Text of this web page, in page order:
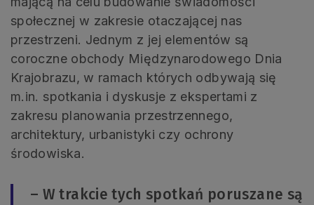
społecznej w zakresie otaczającej nas
przestrzeni. Jednym z jej elementów są
coroczne obchody Międzynarodowego Dnia
Krajobrazu, w ramach których odbywają się
m.in. spotkania i dyskusje z ekspertami z
zakresu planowania przestrzennego,
architektury, urbanistyki czy ochrony
środowiska.
– W trakcie tych spotkań poruszane są